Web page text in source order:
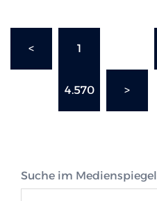
der
Beiträge
< 1
4.570 >
Suche im Medienspiegel